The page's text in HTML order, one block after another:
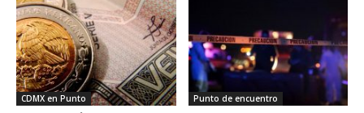
CDMX en Punto Punto de encuentro